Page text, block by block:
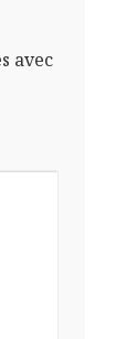
avec